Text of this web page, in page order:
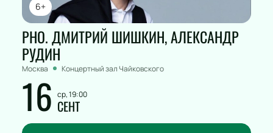
6+
РНО. ДМИТРИЙ ШИШКИН, АЛЕКСАНДР
РУДИН
Москва Концертный зал Чайковского
16 ср, 19:00
СЕНТ